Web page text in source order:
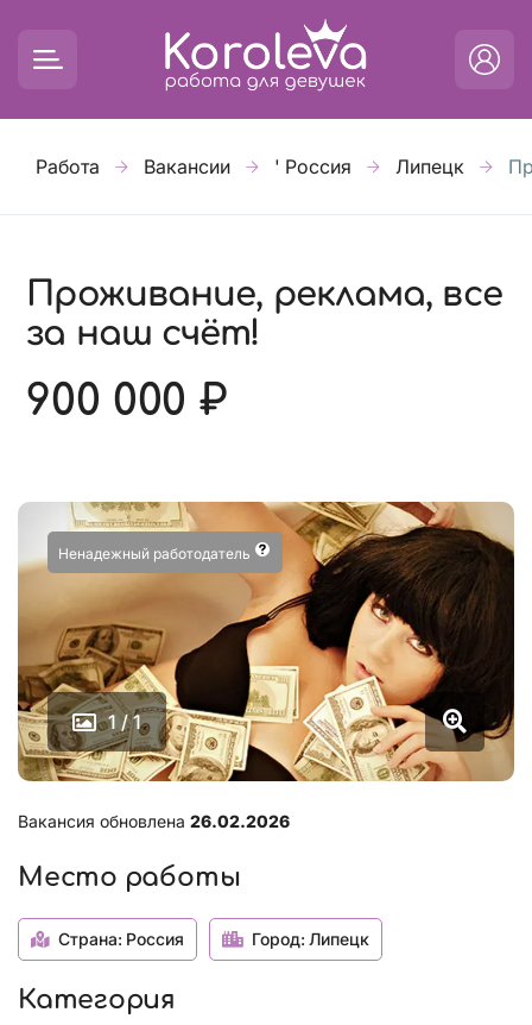
Работа Вакансии ' Россия Липецк
Проживание, реклама, все
за наш счёт!
900 000 ₽
Ненадежный работодатель
1 / 1
Вакансия обновлена 26.02.2026
Место работы
Страна: Россия Город: Липецк
Категория